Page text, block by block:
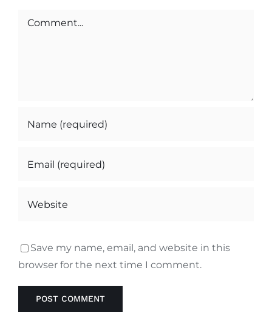
Comment
Save my name, email, and website in this
browser for the next time I comment.